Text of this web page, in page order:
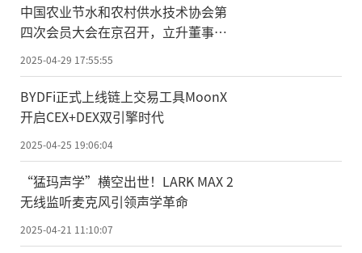
中国农业节水和农村供水技术协会第
四次会员大会在京召开，立升董事长
陈良刚获选副会长
2025-04-29 17:55:55
BYDFi正式上线链上交易工具MoonX
开启CEX+DEX双引擎时代
2025-04-25 19:06:04
“猛玛声学”横空出世！LARK MAX 2
无线监听麦克风引领声学革命
2025-04-21 11:10:07